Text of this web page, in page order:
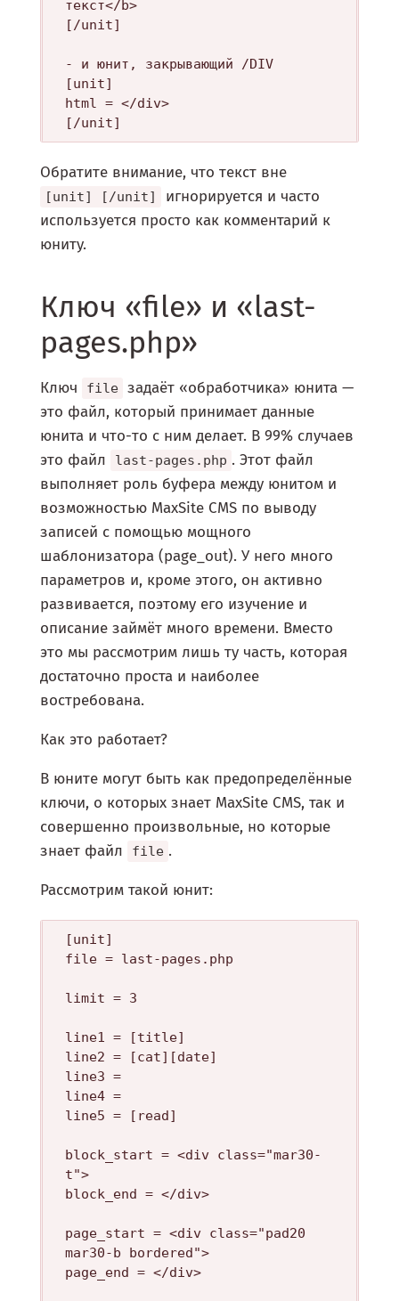
текст</b>
[/unit]
- и юнит, закрывающий /DIV
[unit]
html = </div>
Обратите внимание, что текст вне
[unit] [/unit]
игнорируется и часто
используется просто как комментарий к
юниту.
Ключ «file» и «last-
pages.php»
Ключ file задаёт «обработчика» юнита —
это файл, который принимает данные
юнита и что-то с ним делает. В 99% случаев
это файл
last-pages.php . Этот файл
выполняет роль буфера между юнитом и
возможностью MaxSite CMS по выводу
записей с помощью мощного
шаблонизатора (page_out). У него много
параметров и, кроме этого, он активно
развивается, поэтому его изучение и
описание займёт много времени. Вместо
это мы рассмотрим лишь ту часть, которая
достаточно проста и наиболее
востребована.
Как это работает?
В юните могут быть как предопределённые
ключи, о которых знает MaxSite CMS, так и
совершенно произвольные, но которые
знает файл
file .
Рассмотрим такой юнит:
[unit]
file = last-pages.php
limit = 3
line1 = [title]
line2 = [cat][date]
line3 =
line4 =
line5 = [read]
block_start = <div class="mar30-
t">
block_end = </div>
page_start = <div class="pad20
mar30-b bordered">
page_end = </div>